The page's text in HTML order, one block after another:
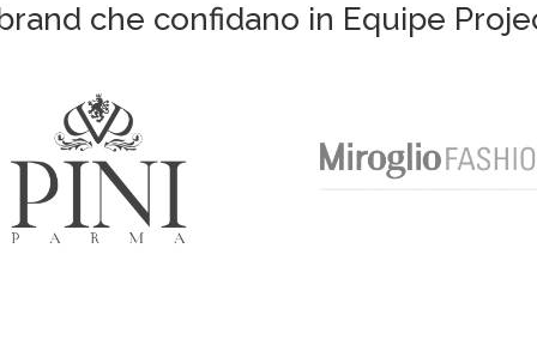
che confidano in Equipe